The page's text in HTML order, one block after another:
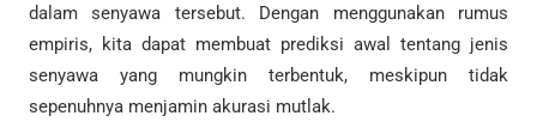
dalam senyawa tersebut. Dengan menggunakan rumus
empiris, kita dapat membuat prediksi awal tentang jenis
senyawa yang mungkin terbentuk, meskipun tidak
sepenuhnya menjamin akurasi mutlak.